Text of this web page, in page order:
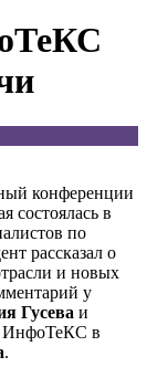
конференции
состоялась в
по
рассказал о
и новых
у
Гусева и
ИнфоТеКС в
.